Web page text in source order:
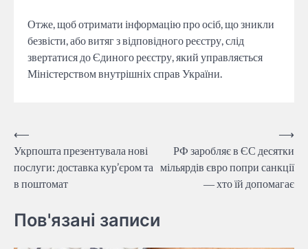
Отже, щоб отримати інформацію про осіб, що зникли
безвісти, або витяг з відповідного реєстру, слід
звертатися до Єдиного реєстру, який управляється
Міністерством внутрішніх справ України.
Навігація
записів
⟵
Укрпошта презентувала нові
послуги: доставка кур’єром та
в поштомат
РФ заробляє в ЄС десятки
мільярдів євро попри санкції
― хто їй допомагає
⟶
Пов'язані записи